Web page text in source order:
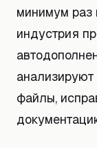
минимум раз
индустрия
файлы,